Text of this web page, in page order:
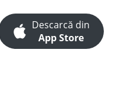
Descarcă din
App Store